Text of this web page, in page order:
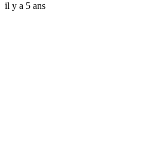
il y a 5 ans